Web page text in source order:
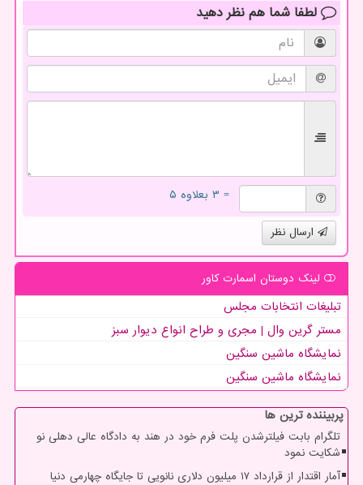
لطفا شما هم نظر دهید
= ۳ بعلاوه ۵
ارسال نظر
لینک دوستان اسمارت كاور
تبلیغات انتخابات مجلس
مستر گرین وال | مجری و طراح انواع دیوار سبز
نمایشگاه ماشین سنگین
نمایشگاه ماشین سنگین
پربیننده ترین ها
تلگرام بابت فیلترشدن پلت فرم خود در هند به دادگاه عالی دهلی نو
شکایت نمود
آمار اقتدار از قرارداد ۱۷ میلیون دلاری نانویی تا جایگاه چهارمی دنیا